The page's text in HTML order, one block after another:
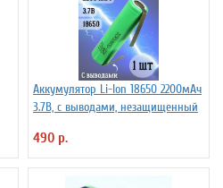
Аккумулятор Li-Ion 18650 2200мАч
3.7В, с выводами, незащищенный
490 р.